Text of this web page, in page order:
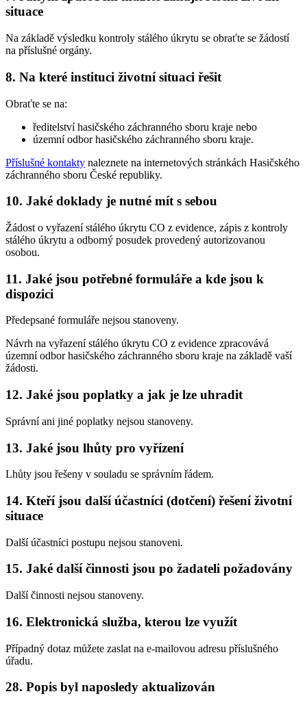
situace
Na základě výsledku kontroly stálého úkrytu se obraťte se žádostí
na příslušné orgány.
8. Na které instituci životní situaci řešit
Obraťte se na:
ředitelství hasičského záchranného sboru kraje nebo
územní odbor hasičského záchranného sboru kraje.
Příslušné kontakty naleznete na internetových stránkách Hasičského
záchranného sboru České republiky.
10. Jaké doklady je nutné mít s sebou
Žádost o vyřazení stálého úkrytu CO z evidence, zápis z kontroly
stálého úkrytu a odborný posudek provedený autorizovanou
osobou.
11. Jaké jsou potřebné formuláře a kde jsou k
dispozici
Předepsané formuláře nejsou stanoveny.
Návrh na vyřazení stálého úkrytu CO z evidence zpracovává
územní odbor hasičského záchranného sboru kraje na základě vaší
žádosti.
12. Jaké jsou poplatky a jak je lze uhradit
Správní ani jiné poplatky nejsou stanoveny.
13. Jaké jsou lhůty pro vyřízení
Lhůty jsou řešeny v souladu se správním řádem.
14. Kteří jsou další účastníci (dotčení) řešení životní
situace
Další účastníci postupu nejsou stanoveni.
15. Jaké další činnosti jsou po žadateli požadovány
Další činnosti nejsou stanoveny.
16. Elektronická služba, kterou lze využít
Případný dotaz můžete zaslat na e-mailovou adresu příslušného
úřadu.
28. Popis byl naposledy aktualizován